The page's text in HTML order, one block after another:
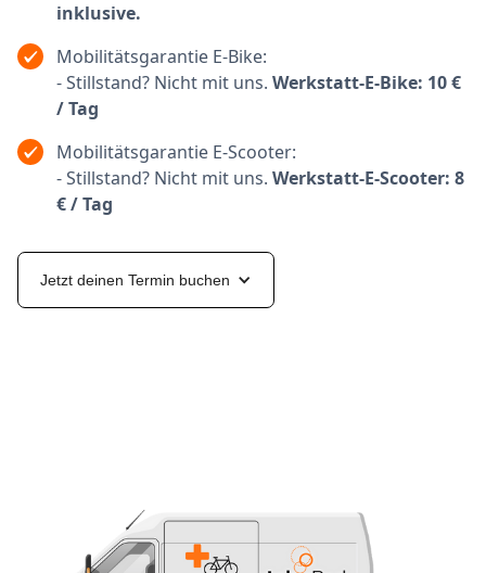
inklusive.
Mobilitätsgarantie E-Bike:
- Stillstand? Nicht mit uns. Werkstatt-E-Bike: 10 €
/ Tag
Mobilitätsgarantie E-Scooter:
- Stillstand? Nicht mit uns. Werkstatt-E-Scooter: 8
€ / Tag
Jetzt deinen Termin buchen